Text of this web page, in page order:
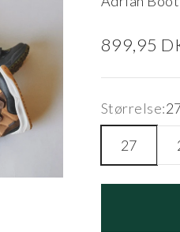
Salgspris
899,95
Størrelse:
27